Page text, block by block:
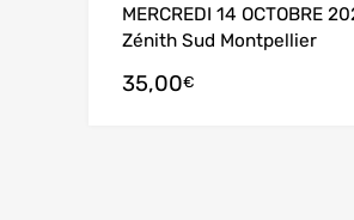
MERCREDI 14 OCTOBRE
Zénith Sud Montpellier
35,00€